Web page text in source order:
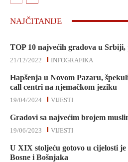
NAJČITANIJE
TOP 10 najvećih gradova u
INFOGRAFIKA
21/12/2022
Hapšenja u Novom Pazaru,
call centri na njemačkom jeziku
VIJESTI
19/04/2024
Gradovi sa najvećim brojem
VIJESTI
19/06/2023
U XIX stoljeću gotovo u cijelosti
Bosne i Bošnjaka